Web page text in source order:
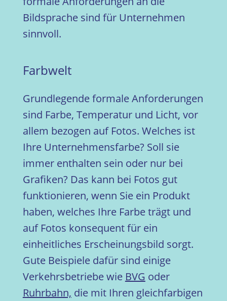
Bildsprache sind für Unternehmen
sinnvoll.
Farbwelt
Grundlegende formale Anforderungen
sind Farbe, Temperatur und Licht, vor
allem bezogen auf Fotos. Welches ist
Ihre Unternehmensfarbe? Soll sie
immer enthalten sein oder nur bei
Grafiken? Das kann bei Fotos gut
funktionieren, wenn Sie ein Produkt
haben, welches Ihre Farbe trägt und
auf Fotos konsequent für ein
einheitliches Erscheinungsbild sorgt.
Gute Beispiele dafür sind einige
Verkehrsbetriebe wie BVG oder
Ruhrbahn, die mit Ihren gleichfarbigen